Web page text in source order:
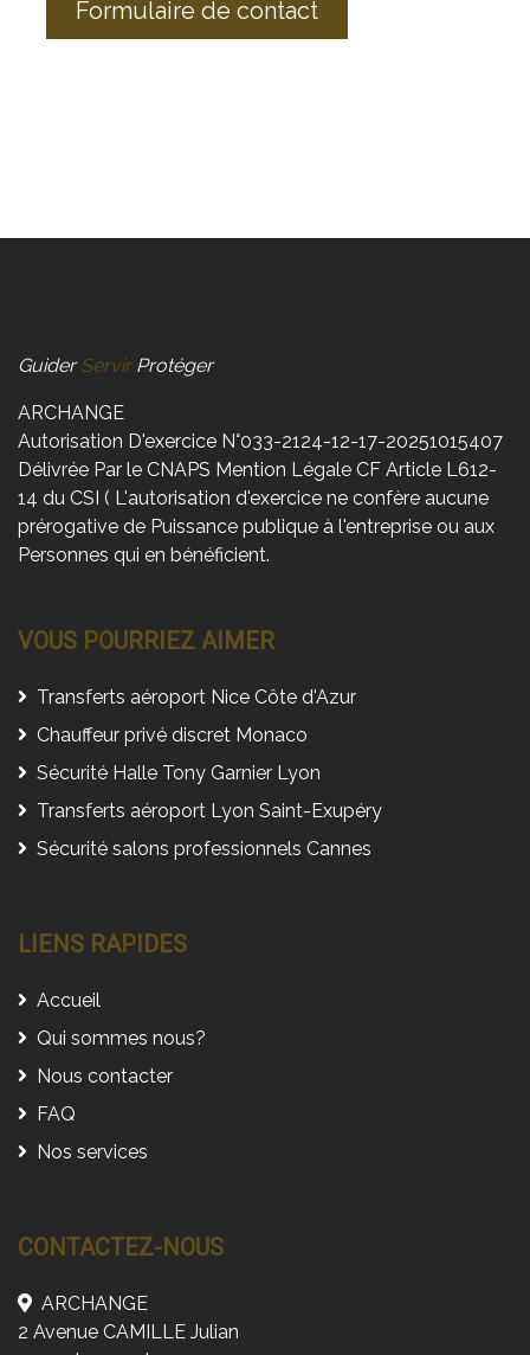
Formulaire de contact
GuiderServir Protéger
ARCHANGE
Autorisation D'exercice N°033-2124-12-17-20251015407
Délivrée Par le CNAPS Mention Légale CF Article L612-
14 du CSI ( L'autorisation d'exercice ne confère aucune
prérogative de Puissance publique à l'entreprise ou aux
Personnes qui en bénéficient.
VOUS POURRIEZ AIMER
Transferts aéroport Nice Côte d'Azur
Chauffeur privé discret Monaco
Sécurité Halle Tony Garnier Lyon
Transferts aéroport Lyon Saint-Exupéry
Sécurité salons professionnels Cannes
LIENS RAPIDES
Accueil
Qui sommes nous?
Nous contacter
FAQ
Nos services
CONTACTEZ-NOUS
ARCHANGE
2 Avenue CAMILLE Julian